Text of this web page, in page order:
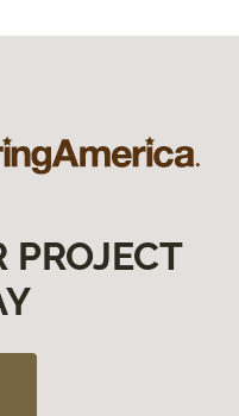
PROJECT